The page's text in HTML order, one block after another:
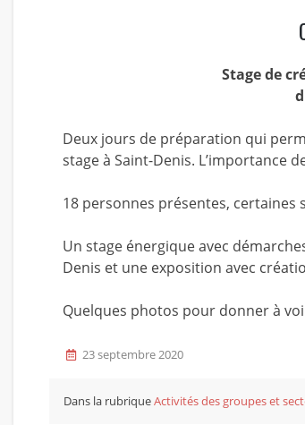
Stage de
Deux jours de préparation qui
stage à Saint-Denis. L’importance
18 personnes présentes, certaines
Un stage énergique avec
Denis et une exposition avec
Quelques photos pour donner à
23 septembre 2020
Dans la rubriqueActivités des groupes et